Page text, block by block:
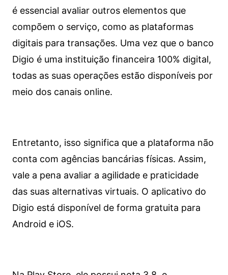
é essencial avaliar outros elementos que
compõem o serviço, como as plataformas
digitais para transações. Uma vez que o banco
Digio é uma instituição financeira 100% digital,
todas as suas operações estão disponíveis por
meio dos canais online.
Entretanto, isso significa que a plataforma não
conta com agências bancárias físicas. Assim,
vale a pena avaliar a agilidade e praticidade
das suas alternativas virtuais. O aplicativo do
Digio está disponível de forma gratuita para
Android e iOS.